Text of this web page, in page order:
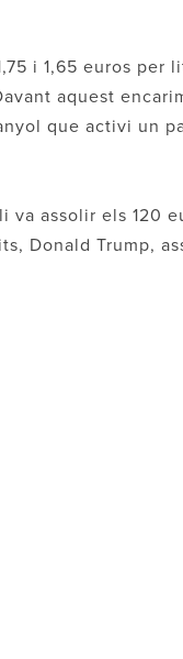
i 1,65 euros per
aquest
que activi un
assolir els 120
Donald Trump,